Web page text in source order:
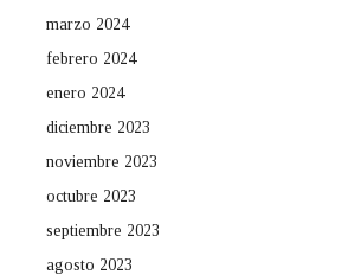
marzo 2024
febrero 2024
enero 2024
diciembre 2023
noviembre 2023
octubre 2023
septiembre 2023
agosto 2023